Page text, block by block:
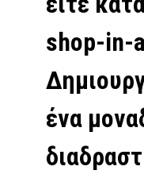
shop-in-
ένα